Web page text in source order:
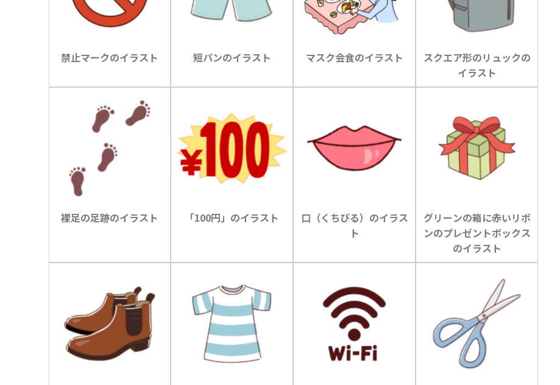
禁止マークのイラスト 短パンのイラスト マスク会食のイラスト
スクエア形のリュックの
イラスト
裸足の足跡のイラスト 「100円」のイラスト
口（くちびる）のイラス
ト
グリーンの箱に赤いリボ
ンのプレゼントボックス
のイラスト